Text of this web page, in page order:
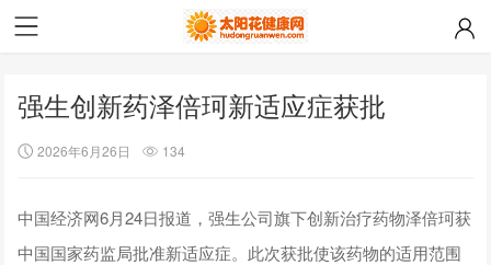
强生创新药泽倍珂新适应症获批
2026年6月26日 134
中国经济网6月24日报道，强生公司旗下创新治疗药物泽倍珂获
中国国家药监局批准新适应症。此次获批使该药物的适用范围